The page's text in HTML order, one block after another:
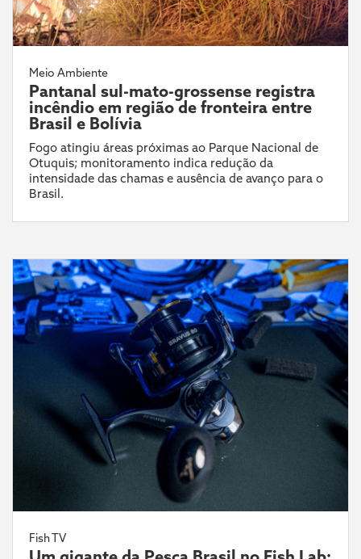
Meio Ambiente
Pantanal sul-mato-grossense registra
incêndio em região de fronteira entre
Brasil e Bolívia
Fogo atingiu áreas próximas ao Parque Nacional de
Otuquis; monitoramento indica redução da
intensidade das chamas e ausência de avanço para o
Brasil.
Fish TV